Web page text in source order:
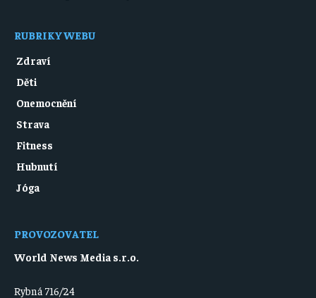
RUBRIKY WEBU
Zdraví
Děti
Onemocnění
Strava
Fitness
Hubnutí
Jóga
PROVOZOVATEL
World News Media s.r.o.
Rybná 716/24